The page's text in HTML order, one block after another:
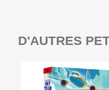
D'AUTRES